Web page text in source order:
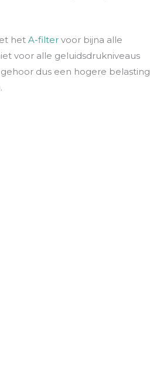
hetA-filter voor bijna alle
voor alle geluidsdrukniveaus
dus een hogere belasting